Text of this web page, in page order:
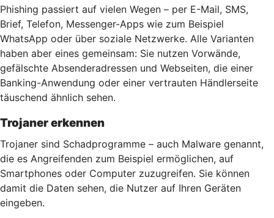
Phishing passiert auf vielen Wegen – per E-Mail, SMS,
Brief, Telefon, Messenger-Apps wie zum Beispiel
WhatsApp oder über soziale Netzwerke. Alle Varianten
haben aber eines gemeinsam: Sie nutzen Vorwände,
gefälschte Absenderadressen und Webseiten, die einer
Banking-Anwendung oder einer vertrauten Händlerseite
täuschend ähnlich sehen.
Trojaner erkennen
Trojaner sind Schadprogramme – auch Malware genannt,
die es Angreifenden zum Beispiel ermöglichen, auf
Smartphones oder Computer zuzugreifen. Sie können
damit die Daten sehen, die Nutzer auf Ihren Geräten
eingeben.